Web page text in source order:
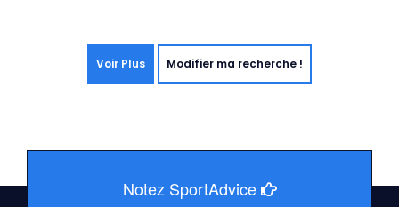
Voir Plus Modifier ma recherche !
Notez SportAdvice